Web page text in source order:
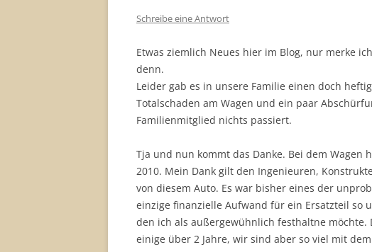
Schreibe eine Antwort
Etwas ziemlich Neues hier im Blog, nur merke
denn.
Leider gab es in unsere Familie einen doch
Totalschaden am Wagen und ein paar
Familienmitglied nichts passiert.
Tja und nun kommt das Danke. Bei dem Wagen
2010. Mein Dank gilt den Ingenieuren,
von diesem Auto. Es war bisher eines der
einzige finanzielle Aufwand für ein Ersatzteil so
den ich als außergewühnlich festhaltne
einige über 2 Jahre, wir sind aber so viel mit